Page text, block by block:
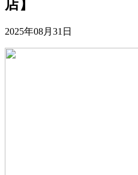
店】
2025年08月31日